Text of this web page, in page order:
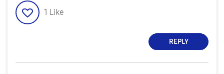
1 Like
REPLY